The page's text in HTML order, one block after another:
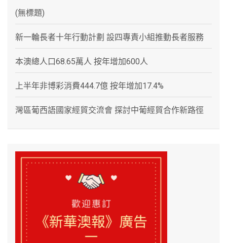
(無標題)
新一輪長者十年行動計劃 設四專責小組推動長者服務
本澳總人口68.65萬人 按年增加600人
上半年非博彩消費444.7億 按年增加17.4%
灣區葡西語國家經貿交流會 探討中葡經貿合作新路徑